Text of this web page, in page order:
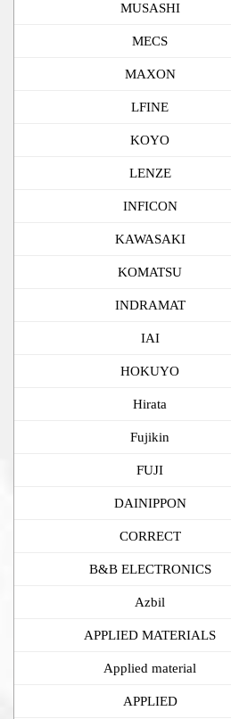
MUSASHI
MECS
MAXON
LFINE
KOYO
LENZE
INFICON
KAWASAKI
KOMATSU
INDRAMAT
IAI
HOKUYO
Hirata
Fujikin
FUJI
DAINIPPON
CORRECT
B&B ELECTRONICS
Azbil
APPLIED MATERIALS
Applied material
APPLIED